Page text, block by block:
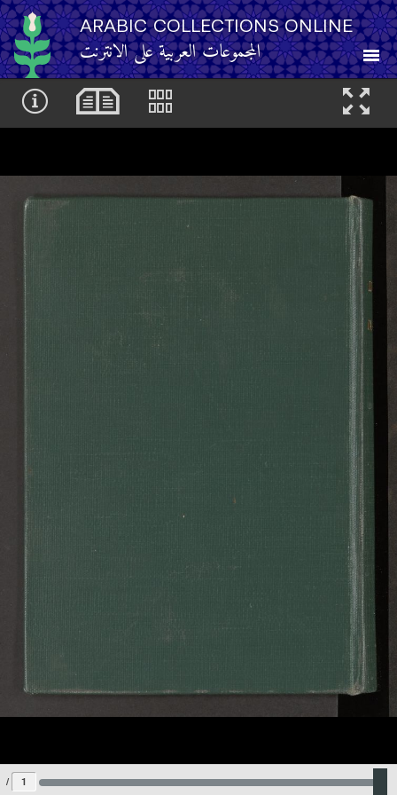
ARABIC COLLECTIONS ONLINE
المجموعات العربية على الانترنت
About
Browse
Browse by Category
Search